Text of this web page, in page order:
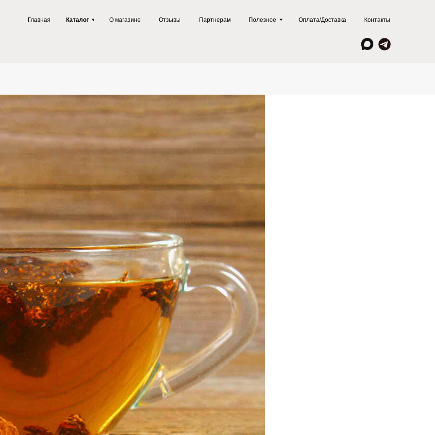
Каталог О магазине Отзывы Партнерам Полезное Оплата/Доставка Контакты
и получай
предложения
Грибного Воина !
тг-канале вы найдете всю актуальную
о скидках, акциях и распродажах.
и будьте в курсе событий!
Подписаться